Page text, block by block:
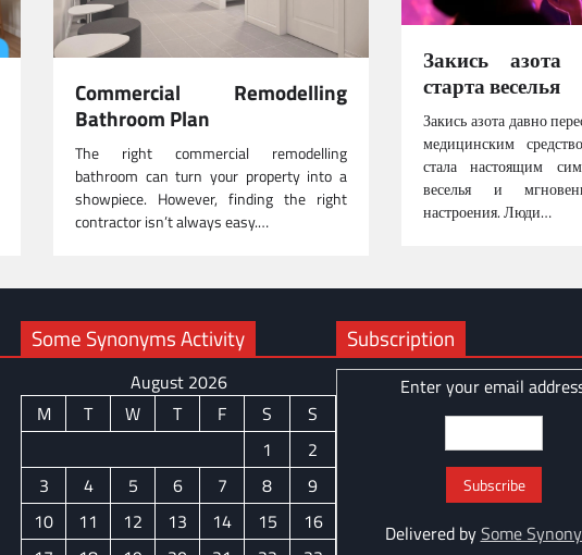
Commercial Remodelling
Bathroom Plan
The right commercial remodelling
bathroom can turn your property into a
showpiece. However, finding the right
contractor isn’t always easy.…
Закись
старта веселья
Закись азота давно
медицинским
стала настоящим
веселья и
настроения. Люди…
Some Synonyms Activity
August 2026
M
T W T F S
S
1
2
3
4 5 6 7 8
9
10
11 12 13 14 15
16
Subscription
Enter your email
Delivered bySome